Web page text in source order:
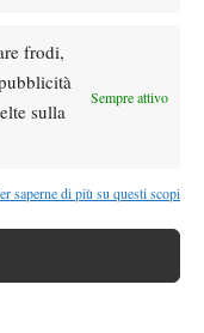
frodi,
sulla
Sempre attivo
saperne di più su questi scopi
2026: Darderi
ottavi